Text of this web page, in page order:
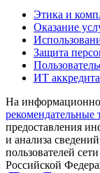
Этика и
Оказание
Защита
ИТ
На
рекомендательные
предоставления
и анализа
пользователей
Российской